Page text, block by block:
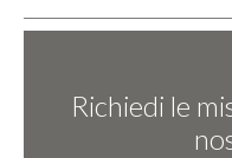
Richiedi le